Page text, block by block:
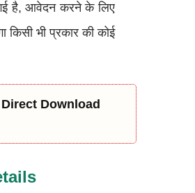
है, आवेदन करने के लिए
भी प्रकार की कोई
Direct Download